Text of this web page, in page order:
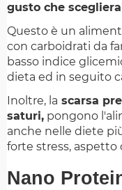
gusto che
Questo è un
con carboidrati da
basso indice
dieta ed in seguito
Inoltre, la scarsa
saturi, pongono
anche nelle diete
forte stress, aspetto
Nano